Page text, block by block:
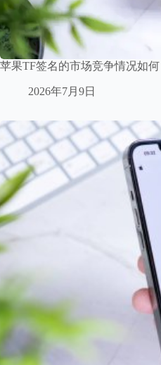
苹果TF签名的市场竞争情况如何
2026年7月9日